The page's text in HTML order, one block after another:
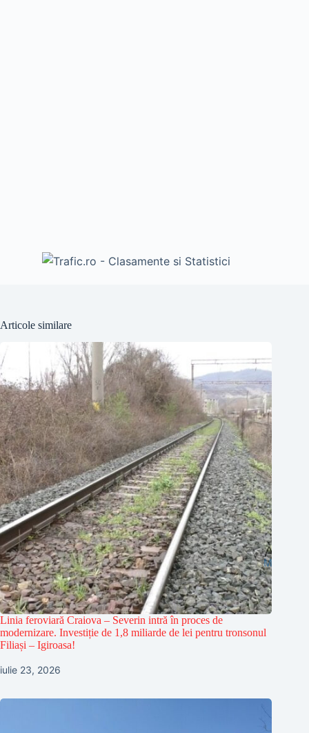
Articole similare
Linia feroviară Craiova – Severin intră în proces de
modernizare. Investiție de 1,8 miliarde de lei pentru tronsonul
Filiași – Igiroasa!
iulie 23, 2026